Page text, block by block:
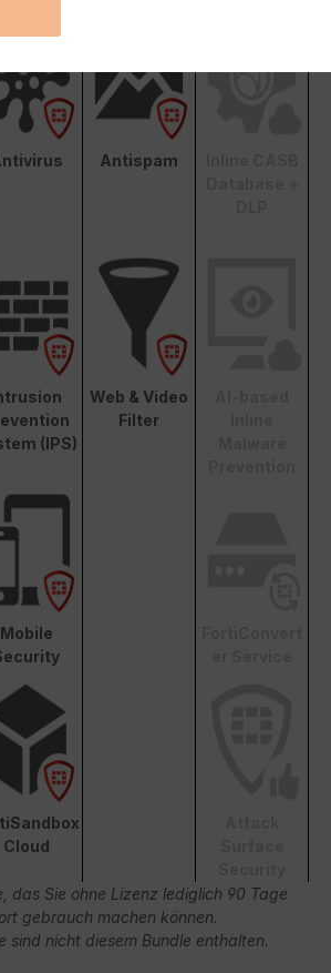
Antispam
(IPS)
Web & Video
Filter
Mobile
Cloud
das Sie ohne Lizenz lediglich 90 Tage
gebrauch machen können.
sind nicht diesem Bundle enthalten.